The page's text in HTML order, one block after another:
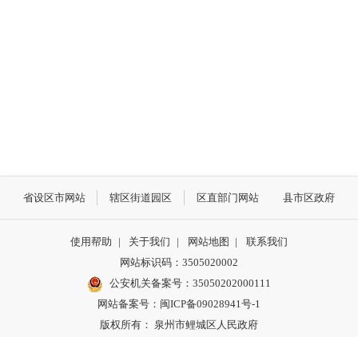
省设区市网站 辖区街道园区 区直部门网站 县市区政府
使用帮助 | 关于我们 | 网站地图 |
联系我们
网站标识码：3505020002
公安机关备案号：35050202000111
网站备案号：闽ICP备09028941号-1
版权所有： 泉州市鲤城区人民政府